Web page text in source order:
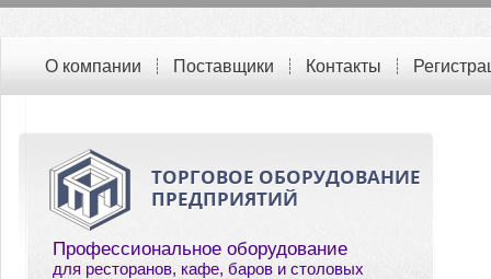
ТОРГОВОЕ ОБОРУДОВАНИЕ
ПРЕДПРИЯТИЙ
Профессиональное оборудование
для ресторанов, кафе, баров и столовых
О компании Поставщики Контакты